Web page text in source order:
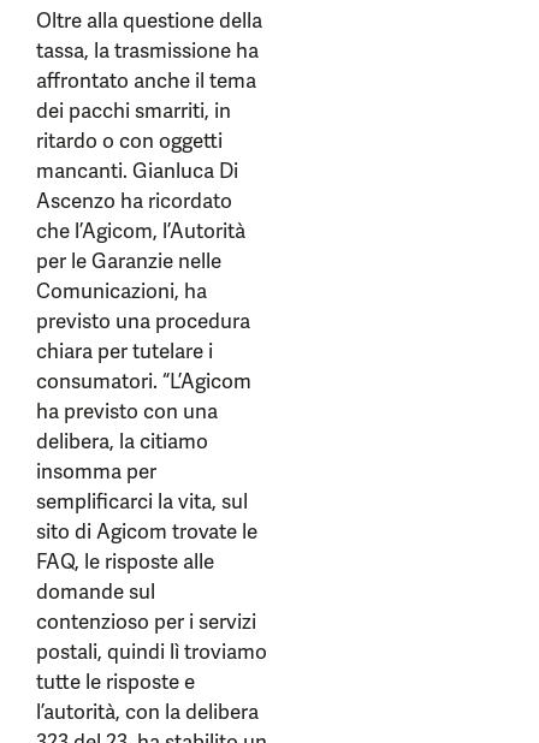
Oltre alla questione della
tassa, la trasmissione ha
affrontato anche il tema
dei pacchi smarriti, in
ritardo o con oggetti
mancanti. Gianluca Di
Ascenzo ha ricordato
che l’Agicom, l’Autorità
per le Garanzie nelle
Comunicazioni, ha
previsto una procedura
chiara per tutelare i
consumatori. “L’Agicom
ha previsto con una
delibera, la citiamo
insomma per
semplificarci la vita, sul
sito di Agicom trovate le
FAQ, le risposte alle
domande sul
contenzioso per i servizi
postali, quindi lì troviamo
tutte le risposte e
l’autorità, con la delibera